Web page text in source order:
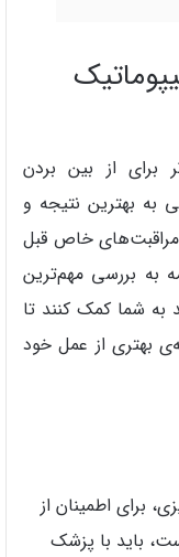
برای از بین بردن
به بهترین نتیجه و
مراقبت‌های خاص قبل
به بررسی مهم‌ترین
به شما کمک کنند تا
بهتری از عمل خود
برای اطمینان از
باید با پزشک